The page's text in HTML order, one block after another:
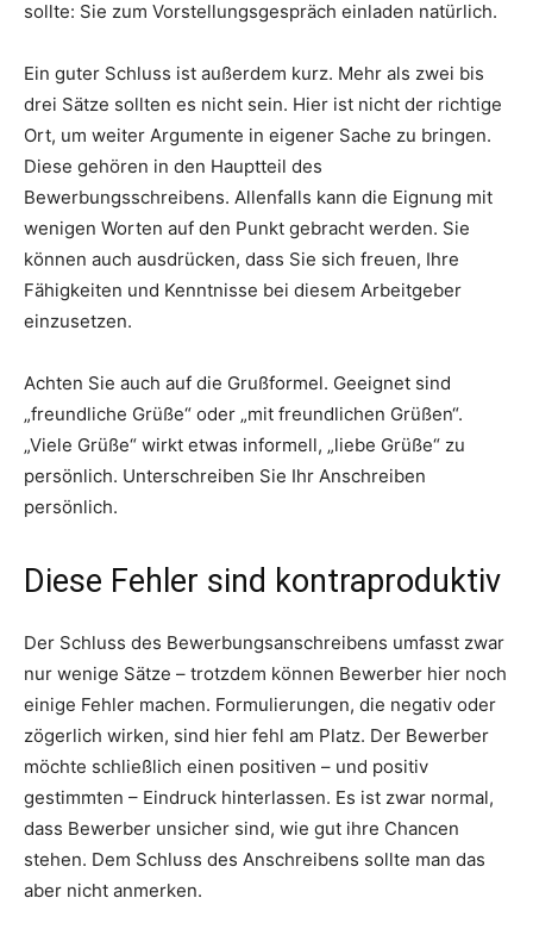
sollte: Sie zum Vorstellungsgespräch einladen natürlich.
Ein guter Schluss ist außerdem kurz. Mehr als zwei bis
drei Sätze sollten es nicht sein. Hier ist nicht der richtige
Ort, um weiter Argumente in eigener Sache zu bringen.
Diese gehören in den Hauptteil des
Bewerbungsschreibens. Allenfalls kann die Eignung mit
wenigen Worten auf den Punkt gebracht werden. Sie
können auch ausdrücken, dass Sie sich freuen, Ihre
Fähigkeiten und Kenntnisse bei diesem Arbeitgeber
einzusetzen.
Achten Sie auch auf die Grußformel. Geeignet sind
„freundliche Grüße“ oder „mit freundlichen Grüßen“.
„Viele Grüße“ wirkt etwas informell, „liebe Grüße“ zu
persönlich. Unterschreiben Sie Ihr Anschreiben
persönlich.
Diese Fehler sind kontraproduktiv
Der Schluss des Bewerbungsanschreibens umfasst zwar
nur wenige Sätze – trotzdem können Bewerber hier noch
einige Fehler machen. Formulierungen, die negativ oder
zögerlich wirken, sind hier fehl am Platz. Der Bewerber
möchte schließlich einen positiven – und positiv
gestimmten – Eindruck hinterlassen. Es ist zwar normal,
dass Bewerber unsicher sind, wie gut ihre Chancen
stehen. Dem Schluss des Anschreibens sollte man das
aber nicht anmerken.